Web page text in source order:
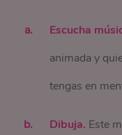
Escucha
animada y
tengas en
Dibuja. Este